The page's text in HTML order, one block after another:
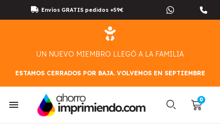
Envíos GRATIS pedidos +59€
UN NUEVO MIEMBRO LLEGÓ A LA FAMILIA
ESTAMOS CERRADOS POR BAJA. VOLVEMOS EN SEPTIEMBRE